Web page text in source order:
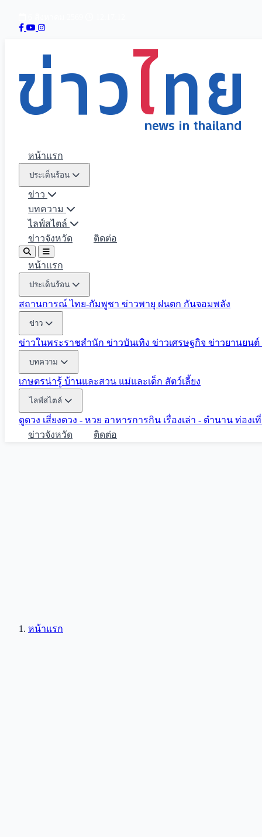
หน้าแรก
ประเด็นร้อน
ข่าว
บทความ
ไลฟ์สไตล์
ข่าวจังหวัด
ติดต่อ
หน้าแรก
ประเด็นร้อน
สถานการณ์ ไทย-กัมพูชา ข่าวพายุ ฝนตก กันจอมพลัง
ข่าว
ข่าวในพระราชสำนัก ข่าวบันเทิง ข่าวเศรษฐกิจ ข่าวยานยนต์
บทความ
เกษตรน่ารู้ บ้านและสวน แม่และเด็ก สัตว์เลี้ยง
ไลฟ์สไตล์
ดูดวง เสี่ยงดวง - หวย อาหารการกิน เรื่องเล่า - ตำนาน ท่องเ
ข่าวจังหวัด
ติดต่อ
หน้าแรก